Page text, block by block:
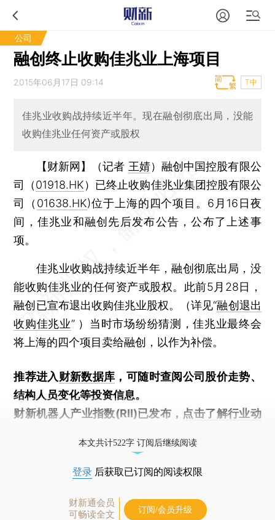
公司
融创终止收购佳兆业上海项目
2015年06月17日 09:14 T中
佳兆业收购战持续近半年。现在融创彻底出局，没能
收购佳兆业任何资产或股权
【财新网】（记者 王婧） 融创中国控股有限公
司（01918.HK）已终止收购佳兆业集团控股有限公
司（ 01638.HK)位于上海的四个项目。6月16日夜
间，佳兆业和融创先后发布公告，公布了上述事
项。
佳兆业收购战持续近半年，融创彻底出局，没
能收购佳兆业的任何资产或股权。此前5月28日，
融创已宣布退出收购佳兆业股权。（详见“融创退出
收购佳兆业” ）当时市场纷纷猜测，佳兆业最终会
将上海的四个项目卖给融创，以作为补偿。
推荐进入财新数据库 ，可随时查阅公司股价走势、
结构人员变化等投资信息。
财新机器人产业指数(RII)已发布， 点击了解行业动
本文共计522字 订阅后继续阅读
登录 后获取已订阅的阅读权限
财新通会员
可畅读全文
订阅/会员升级